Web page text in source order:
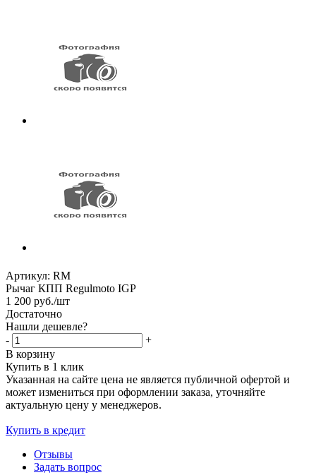
Артикул: RM
Рычаг КПП Regulmoto IGP
1 200 руб./шт
Достаточно
Нашли дешевле?
-
+
В корзину
Купить в 1 клик
Указанная на сайте цена не является публичной офертой и
может измениться при оформлении заказа, уточняйте
актуальную цену у менеджеров.
Купить в кредит
Отзывы
Задать вопрос